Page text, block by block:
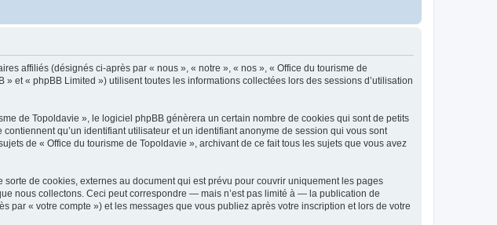
affiliés (désignés ci-après par « nous », « notre », « nos », « Office du tourisme de
et « phpBB Limited ») utilisent toutes les informations collectées lors des sessions d’utilisation
de Topoldavie », le logiciel phpBB génèrera un certain nombre de cookies qui sont de petits
qu’un identifiant utilisateur et un identifiant anonyme de session qui vous sont
de « Office du tourisme de Topoldavie », archivant de ce fait tous les sujets que vous avez
de cookies, externes au document qui est prévu pour couvrir uniquement les pages
nous collectons. Ceci peut correspondre — mais n’est pas limité à — la publication de
par « votre compte ») et les messages que vous publiez après votre inscription et lors de votre